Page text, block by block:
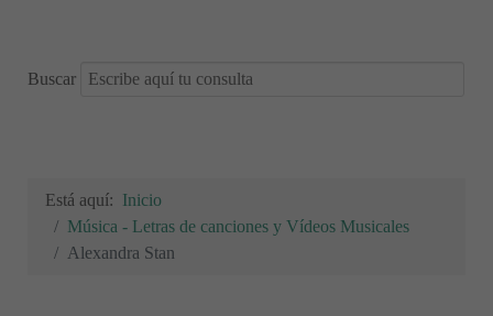
Buscar
Está aquí: Inicio
Música - Letras de canciones y Vídeos Musicales
Alexandra Stan